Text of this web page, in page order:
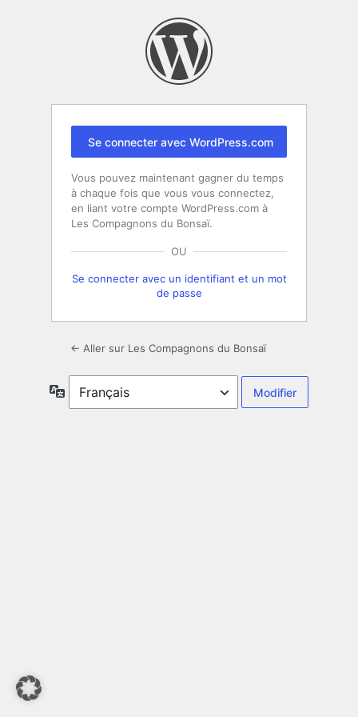
Se connecter avec WordPress.com
Vous pouvez maintenant gagner du temps
à chaque fois que vous vous connectez,
en liant votre compte WordPress.com à
Les Compagnons du Bonsaï.
OU
Se connecter avec un identifiant et un mot
de passe
← Aller sur Les Compagnons du Bonsaï
Langue